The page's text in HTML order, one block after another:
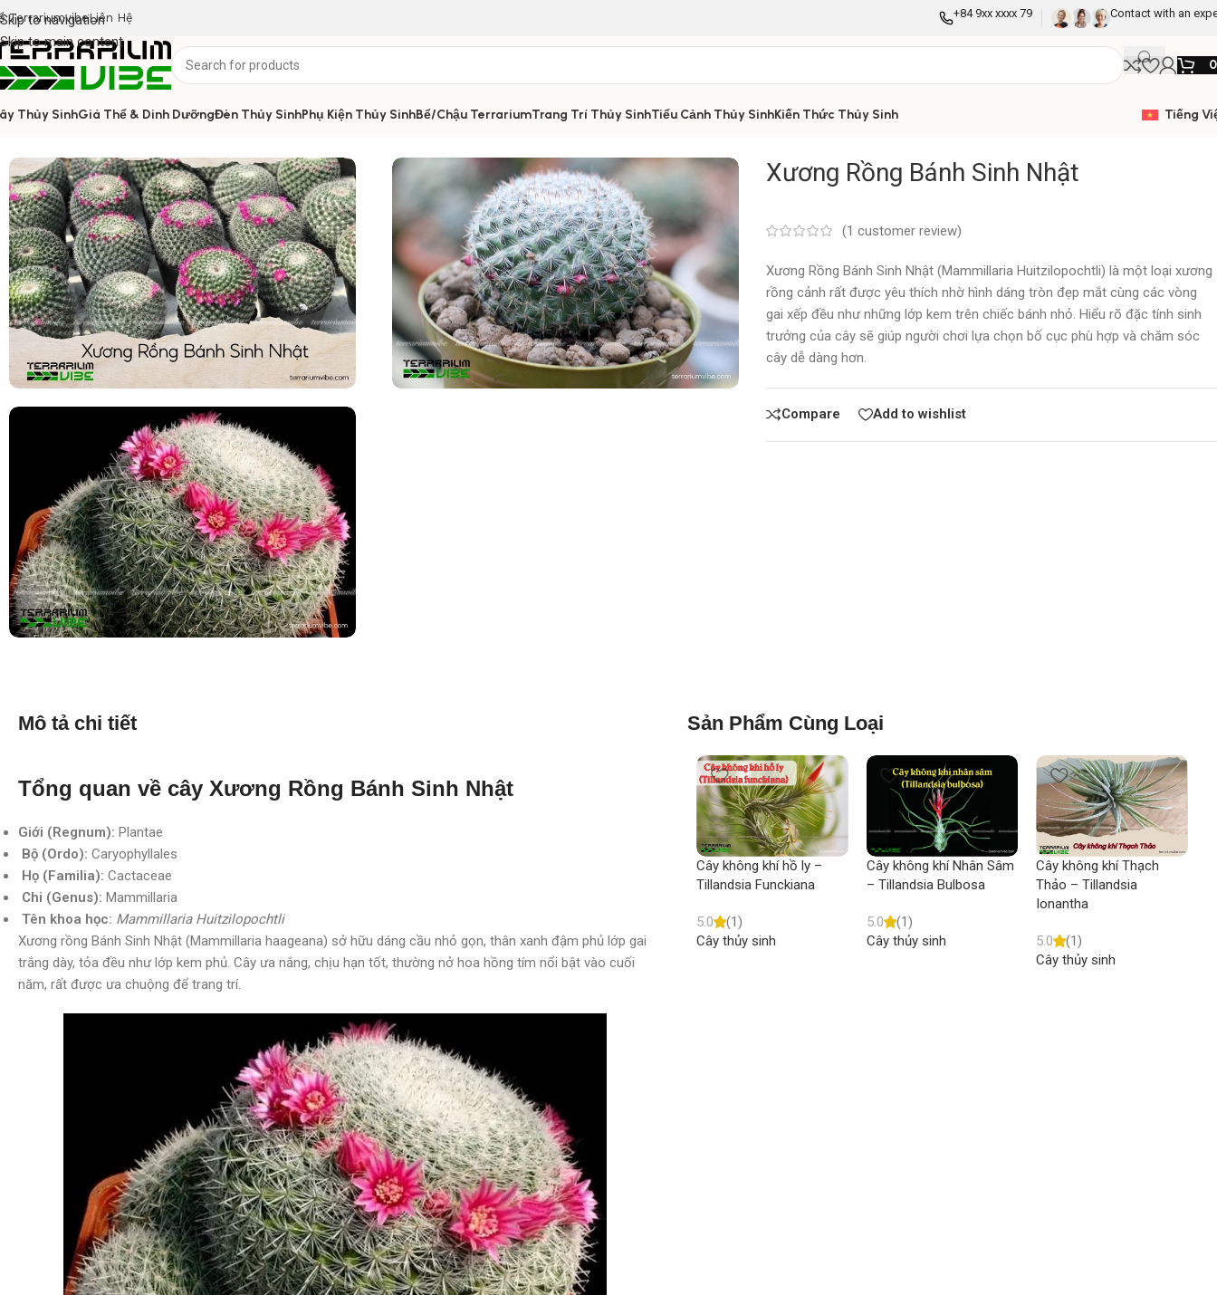
Skip to navigation
Skip to main content
TerrariumvibeLiên Hệ +84 9xx xxxx 79 Contact with an
Thủy SinhGiá Thể & Dinh DưỡngĐèn Thủy SinhPhụ Kiện Thủy SinhBể/Chậu TerrariumTrang Trí Thủy SinhTiểu Cảnh Thủy SinhKiến Thức Thủy Sinh Tiếng
Xương Rồng Bánh Sinh Nhật
(1 customer review)
Xương Rồng Bánh Sinh Nhật (Mammillaria Huitzilopochtli) là một loại xương
rồng cảnh rất được yêu thích nhờ hình dáng tròn đẹp mắt cùng các vòng
gai xếp đều như những lớp kem trên chiếc bánh nhỏ. Hiểu rõ đặc tính sinh
trưởng của cây sẽ giúp người chơi lựa chọn bố cục phù hợp và chăm sóc
cây dễ dàng hơn.
Compare Add to wishlist
Mô tả chi tiết
Tổng quan về cây Xương Rồng Bánh Sinh Nhật
Giới (Regnum): Plantae
Bộ (Ordo): Caryophyllales
Họ (Familia): Cactaceae
Chi (Genus): Mammillaria
Tên khoa học: Mammillaria Huitzilopochtli
Xương rồng Bánh Sinh Nhật (Mammillaria haageana) sở hữu dáng cầu nhỏ gọn, thân xanh đậm phủ lớp gai
trắng dày, tỏa đều như lớp kem phủ. Cây ưa nắng, chịu hạn tốt, thường nở hoa hồng tím nổi bật vào cuối
năm, rất được ưa chuộng để trang trí.
Sản Phẩm Cùng Loại
Cây không khí hồ ly –
Tillandsia Funckiana
5.0
(1)
Cây thủy sinh
Cây không khí Nhân Sâm
– Tillandsia Bulbosa
5.0
(1)
Cây thủy sinh
Cây không khí Thạch
Thảo – Tillandsia
Ionantha
5.0
(1)
Cây thủy sinh